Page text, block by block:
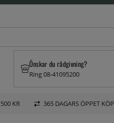
Önskar du rådgivning?
Ring 08-41095200
KR 365 DAGARS ÖPPET KÖP